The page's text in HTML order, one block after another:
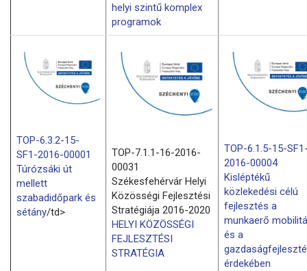
helyi szintű komplex
programok
TOP-6.3.2-15-
SF1-2016-00001
Túrózsáki út
mellett
szabadidőpark és
sétány/td>
TOP-7.1.1-16-2016-
00031
Székesfehérvár Helyi
Közösségi Fejlesztési
Stratégiája 2016-2020
HELYI KÖZÖSSÉGI
FEJLESZTÉSI
STRATÉGIA
TOP-6.1.5-15-
2016-00004
Kisléptékű
közlekedési célú
fejlesztés a
munkaerő
és a
érdekében